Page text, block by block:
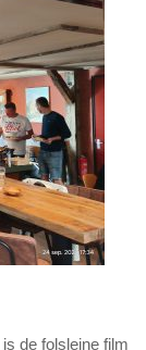
is de folsleine film